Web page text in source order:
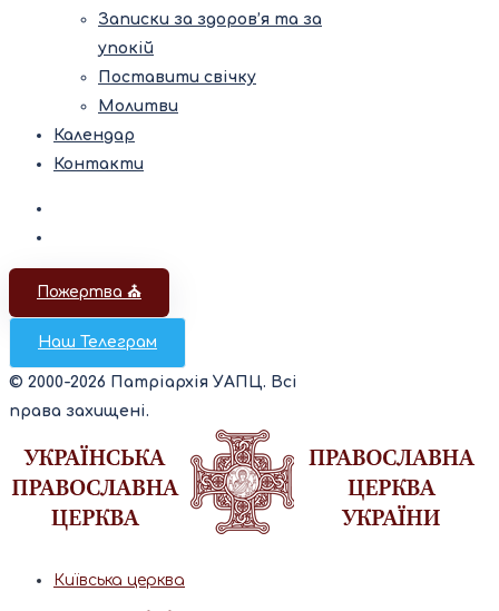
Записки за здоров’я та за
упокій
Поставити свічку
Молитви
Календар
Контакти
Пожертва ⛪️
Наш Телеграм
© 2000-2026 Патріархія УАПЦ. Всі
права захищені.
Київська церква